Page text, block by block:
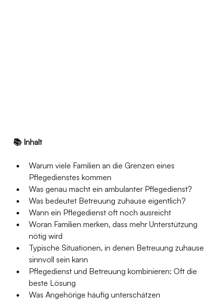
📚 Inhalt
Warum viele Familien an die Grenzen eines
Pflegedienstes kommen
Was genau macht ein ambulanter Pflegedienst?
Was bedeutet Betreuung zuhause eigentlich?
Wann ein Pflegedienst oft noch ausreicht
Woran Familien merken, dass mehr Unterstützung
nötig wird
Typische Situationen, in denen Betreuung zuhause
sinnvoll sein kann
Pflegedienst und Betreuung kombinieren: Oft die
beste Lösung
Was Angehörige häufig unterschätzen